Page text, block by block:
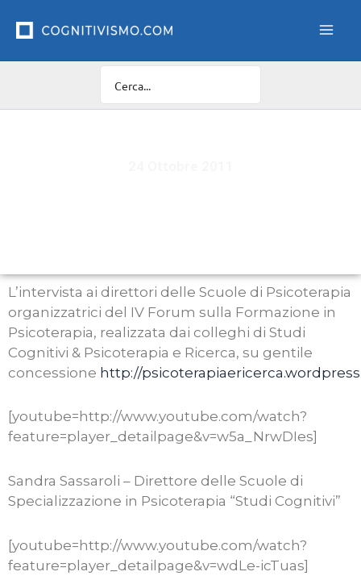
L’intervista ai direttori delle Scuole di Psicoterapia
organizzatrici del IV Forum sulla Formazione in
Psicoterapia, realizzata dai colleghi di Studi
Cognitivi & Psicoterapia e Ricerca, su gentile
concessione http://
[youtube=http://www.youtube.com/watch?
feature=player_detailpage&v=w5a_NrwDIes]
Sandra Sassaroli – Direttore delle Scuole di
Specializzazione in Psicoterapia “Studi Cognitivi”
[youtube=http://www.youtube.com/watch?
feature=player_detailpage&v=wdLe-icTuas]